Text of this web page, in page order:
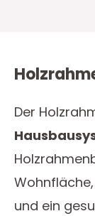
Der
und ein